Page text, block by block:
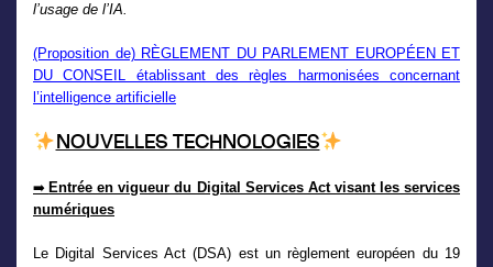
l’usage de l’IA.
(Proposition de) RÈGLEMENT DU PARLEMENT EUROPÉEN ET
DU CONSEIL établissant des règles harmonisées concernant
l’intelligence artificielle
NOUVELLES TECHNOLOGIES
➡ Entrée en vigueur du Digital Services Act visant les services
numériques
Le Digital Services Act (DSA) est un règlement européen du 19